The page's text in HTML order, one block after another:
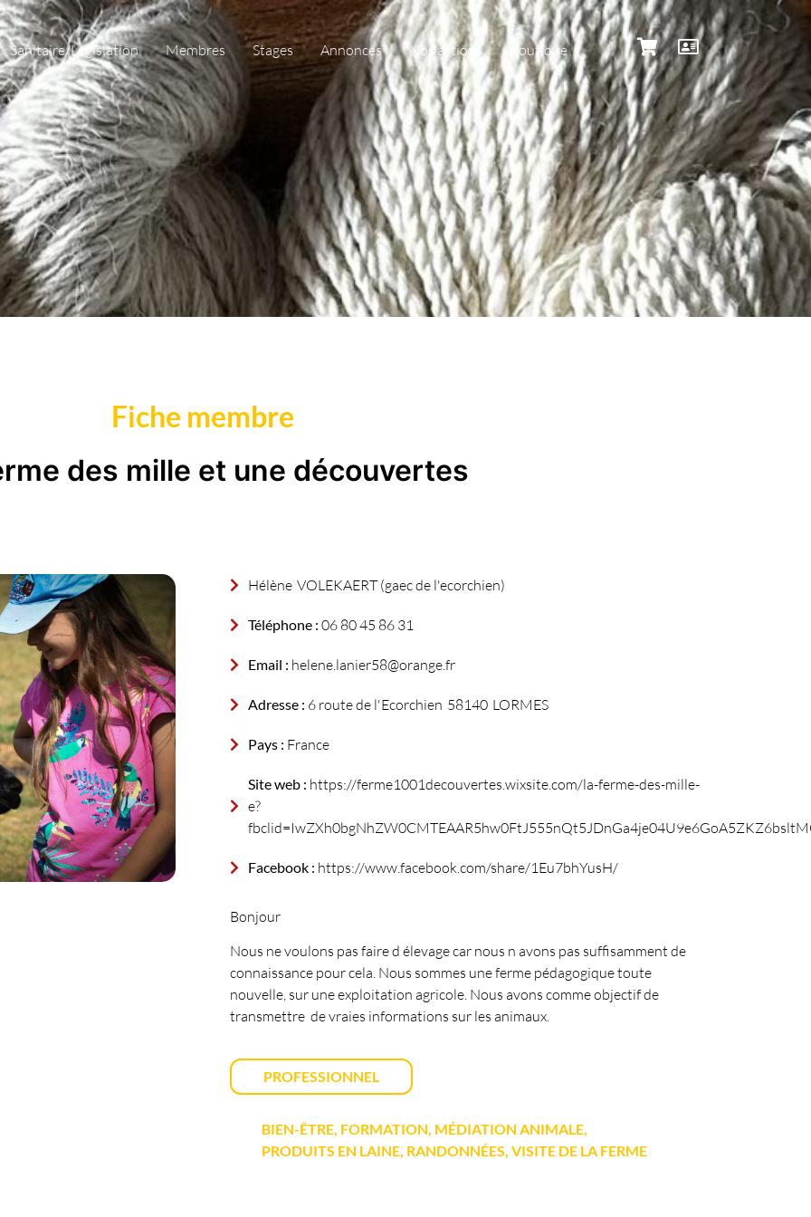
Sanitaire/Législation Membres Stages Annonces Nos actions Boutique
Fiche membre
des mille et une découvertes
Hélène VOLEKAERT (gaec de l'ecorchien)
Téléphone : 06 80 45 86 31
Email : helene.lanier58@orange.fr
Adresse : 6 route de l'Ecorchien 58140 LORMES
Pays : France
Site web : https://ferme1001decouvertes.wixsite.com/la-ferme-des-mille-
e?
Facebook : https://www.facebook.com/share/1Eu7bhYusH/
Bonjour
Nous ne voulons pas faire d élevage car nous n avons pas suffisamment de
connaissance pour cela. Nous sommes une ferme pédagogique toute
nouvelle, sur une exploitation agricole. Nous avons comme objectif de
transmettre de vraies informations sur les animaux.
PROFESSIONNEL
BIEN-ÊTRE, FORMATION, MÉDIATION ANIMALE,
PRODUITS EN LAINE, RANDONNÉES, VISITE DE LA FERME